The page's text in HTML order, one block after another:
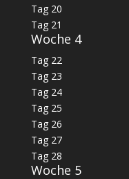
Tag 20
Tag 21
Woche 4
Tag 22
Tag 23
Tag 24
Tag 25
Tag 26
Tag 27
Tag 28
Woche 5